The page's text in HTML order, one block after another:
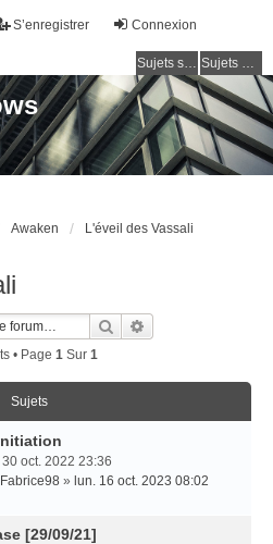
Connexion
S’enregistrer
Sujets sans réponse Sujets actifs
Awaken L'éveil des Vassali
Rechercher
• Page 1Sur 1
Sujets
oct. 2022 23:36
Fabrice98 » lun. 16 oct. 2023 08:02
[29/09/21]